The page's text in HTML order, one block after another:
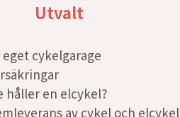
Utvalt
cykelgarage
håller en elcykel?
av cykel och elcykel